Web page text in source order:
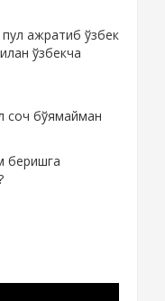
ажратиб ўзбек
ўзбекча
соч бўямайман
беришга